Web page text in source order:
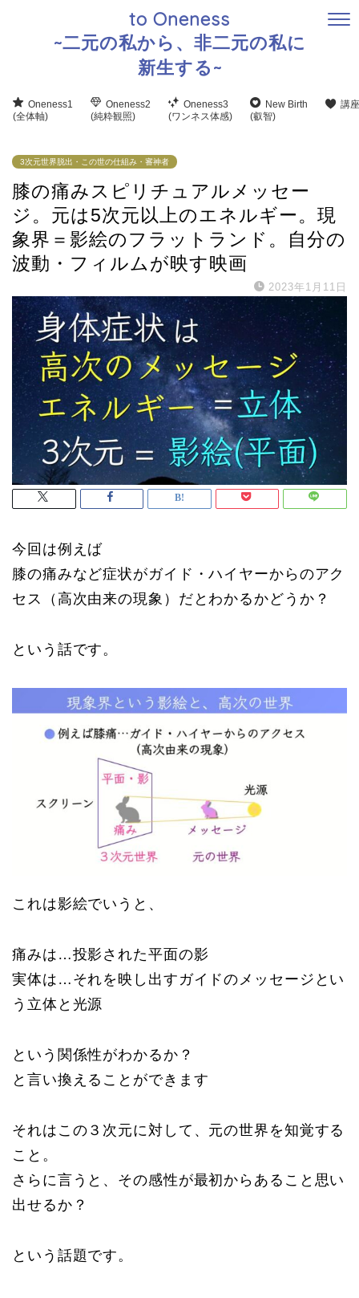
to Oneness
~二元の私から、非二元の私に
新生する~
Oneness1
(全体軸)
Oneness2
(純粋観照)
Oneness3
(ワンネス体感)
New Birth
(叡智)
講
3次元世界脱出・この世の仕組み・審神者
膝の痛みスピリチュアルメッセー
ジ。元は5次元以上のエネルギー。現
象界＝影絵のフラットランド。自分の
波動・フィルムが映す映画
2023年1月11日
今回は例えば
膝の痛みなど症状がガイド・ハイヤーからのアク
セス（高次由来の現象）だとわかるかどうか？
という話です。
これは影絵でいうと、
痛みは…投影された平面の影
実体は…それを映し出すガイドのメッセージとい
う立体と光源
という関係性がわかるか？
と言い換えることができます
それはこの３次元に対して、元の世界を知覚する
こと。
さらに言うと、その感性が最初からあること思い
出せるか？
という話題です。